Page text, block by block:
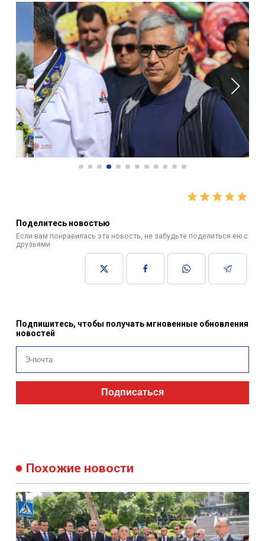
Поделитесь новостью
Если вам понравилась эта новость, не забудьте поделиться ею с
друзьями
Подпишитесь, чтобы получать мгновенные обновления
новостей
Подписаться
Похожие новости